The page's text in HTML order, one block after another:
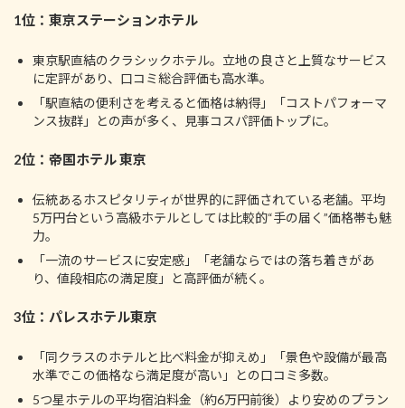
1位：東京ステーションホテル
東京駅直結のクラシックホテル。立地の良さと上質なサービス
に定評があり、口コミ総合評価も高水準。
「駅直結の便利さを考えると価格は納得」「コストパフォーマ
ンス抜群」との声が多く、見事コスパ評価トップに。
2位：帝国ホテル 東京
伝統あるホスピタリティが世界的に評価されている老舗。平均
5万円台という高級ホテルとしては比較的“手の届く”価格帯も魅
力。
「一流のサービスに安定感」「老舗ならではの落ち着きがあ
り、値段相応の満足度」と高評価が続く。
3位：パレスホテル東京
「同クラスのホテルと比べ料金が抑えめ」「景色や設備が最高
水準でこの価格なら満足度が高い」との口コミ多数。
5つ星ホテルの平均宿泊料金（約6万円前後）より安めのプラン